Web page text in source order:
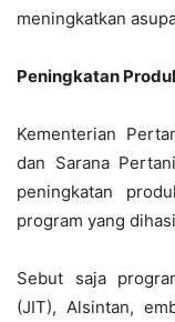
meningkatkan
Peningkatan
Kementerian
dan Sarana
peningkatan
program yang
Sebut saja
(JIT), Alsintan,